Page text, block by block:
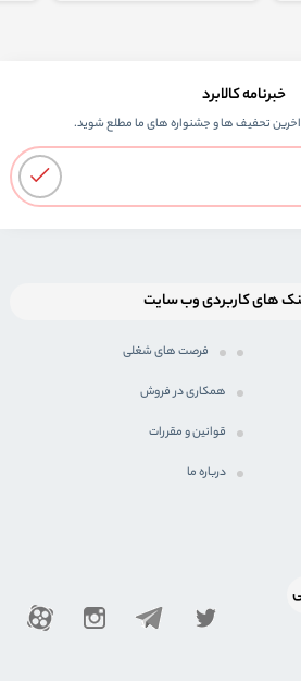
خبرنامه کالابرد
اخرین تحفیف ها و جشنواره های ما مطلع شوید.
های کاربردی وب سایت
فرصت های شغلی
همکاری در فروش
قوانین و مقررات
درباره ما